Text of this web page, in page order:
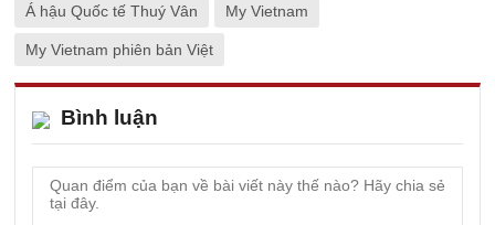
Á hậu Quốc tế Thuý Vân My Vietnam
My Vietnam phiên bản Việt
Bình luận